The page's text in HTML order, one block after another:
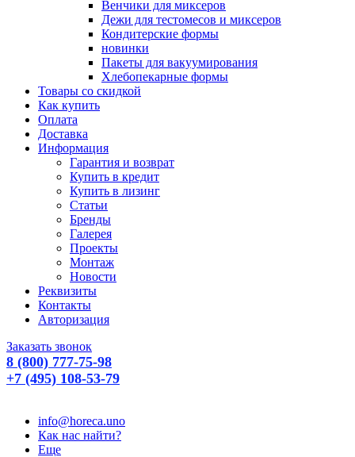
Венчики для миксеров
Дежи для тестомесов и миксеров
Кондитерские формы
новинки
Пакеты для вакуумирования
Хлебопекарные формы
Товары со скидкой
Как купить
Оплата
Доставка
Информация
Гарантия и возврат
Купить в кредит
Купить в лизинг
Статьи
Бренды
Галерея
Проекты
Монтаж
Новости
Реквизиты
Контакты
Авторизация
Заказать звонок
8 (800) 777-75-98
+7 (495) 108-53-79
info@horeca.uno
Как нас найти?
Еще